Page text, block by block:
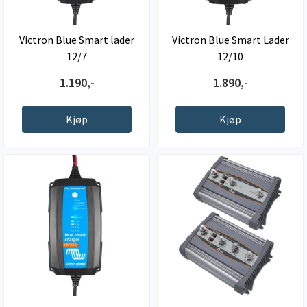
Victron Blue Smart lader
12/7
1.190,-
Kjøp
Victron Blue Smart Lader
12/10
1.890,-
Kjøp